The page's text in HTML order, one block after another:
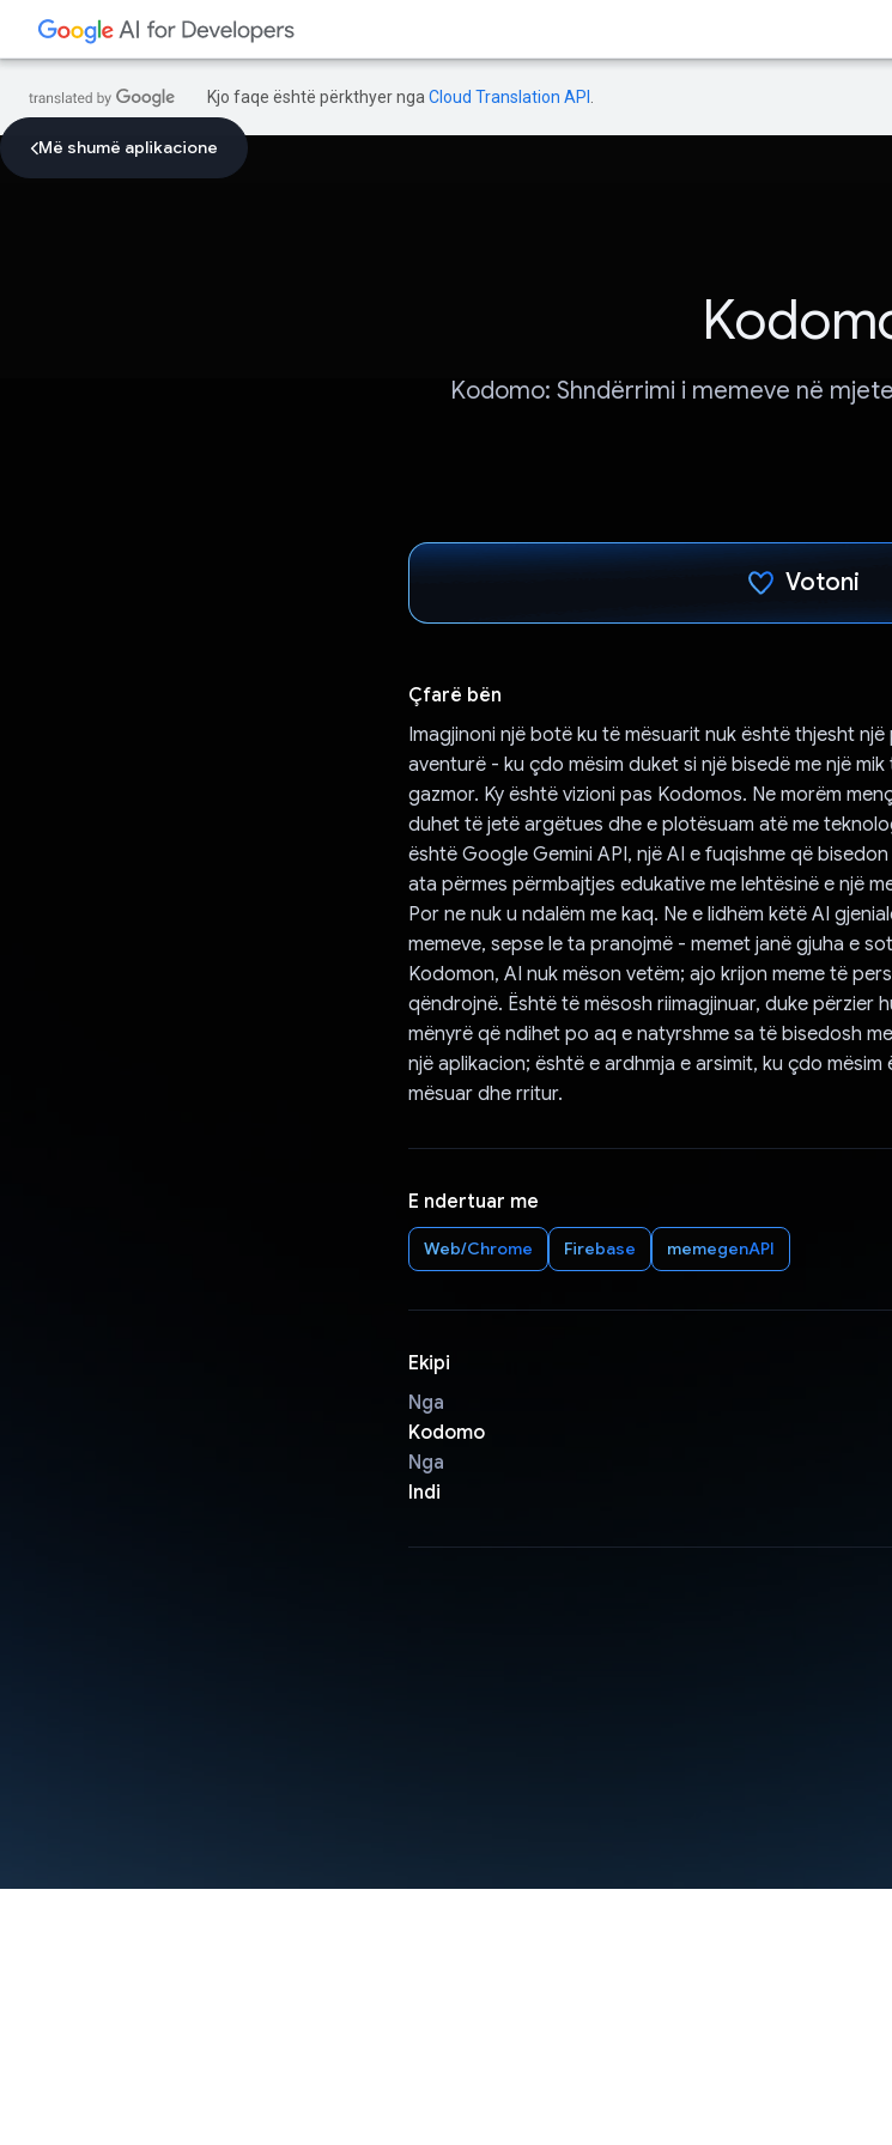
Kjo faqe është përkthyer nga Cloud Translation API
Më shumë aplikacione
Kodomo: Shndërrimi i memeve në
Votoni
Çfarë bën
Imagjinoni një botë ku të mësuarit nuk është thjesht
aventurë - ku çdo mësim duket si një bisedë me një
gazmor. Ky është vizioni pas Kodomos. Ne morëm
duhet të jetë argëtues dhe e plotësuam atë me
është Google Gemini API, një AI e fuqishme që
ata përmes përmbajtjes edukative me lehtësinë e një
Por ne nuk u ndalëm me kaq. Ne e lidhëm këtë AI
memeve, sepse le ta pranojmë - memet janë gjuha e
Kodomon, AI nuk mëson vetëm; ajo krijon meme të
qëndrojnë. Është të mësosh riimagjinuar, duke përzier
mënyrë që ndihet po aq e natyrshme sa të bisedosh
një aplikacion; është e ardhmja e arsimit, ku çdo
mësuar dhe rritur.
E ndertuar me
Web/Chrome Firebase memegenAPI
Ekipi
Nga
Kodomo
Nga
Indi